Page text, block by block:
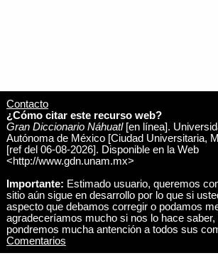
Contacto
¿Cómo citar este recurso web?
Gran Diccionario Náhuatl[en línea].
Autónoma de México [Ciudad Universitaria,
[ref del 06-08-2026]. Disponible en la Web
<http://www.gdn.unam.mx>
Importante: Estimado usuario, queremos
sitio aún sigue en desarrollo por lo que si
aspecto que debamos corregir o podamos
agradeceríamos mucho si nos lo hace saber,
pondremos mucha antención a todos sus
Comentarios